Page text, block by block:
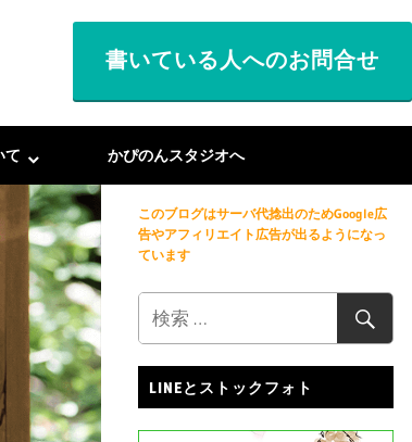
書いている人へのお問合せ
て かぴのんスタジオへ
このブログはサーバ代捻出のためGoogle広
告やアフィリエイト広告が出るようになっ
ています
LINEとストックフォト